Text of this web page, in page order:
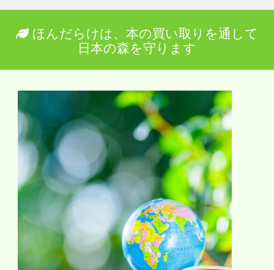
ほんだらけは、本の買い取りを通して
日本の森を守ります